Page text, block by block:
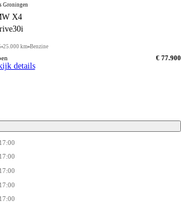
Groningen
X4
25.000 km Benzine
€ 77.900
details